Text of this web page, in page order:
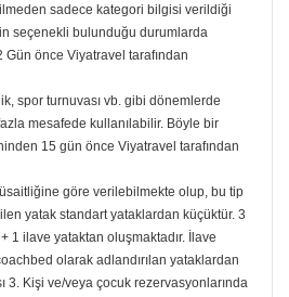
sadece kategori bilgisi verildiği
seçenekli bulunduğu durumlarda
önce Viyatravel tarafından
spor turnuvası vb. gibi dönemlerde
mesafede kullanılabilir. Böyle bir
15 gün önce Viyatravel tarafından
göre verilebilmekte olup, bu tip
yatak standart yataklardan küçüktür. 3
1 ilave yataktan oluşmaktadır. İlave
olarak adlandırılan yataklardan
3. Kişi ve/veya çocuk rezervasyonlarında